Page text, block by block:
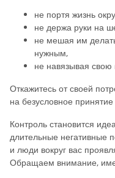
не портя жизнь
не держа руки на
не мешая им
нужным,
не навязывая
Откажитесь от своей
на безусловное
Контроль становится
длительные негативные
и люди вокруг вас
Обращаем внимание,